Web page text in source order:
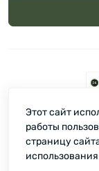
Этот сайт
работы
страницу